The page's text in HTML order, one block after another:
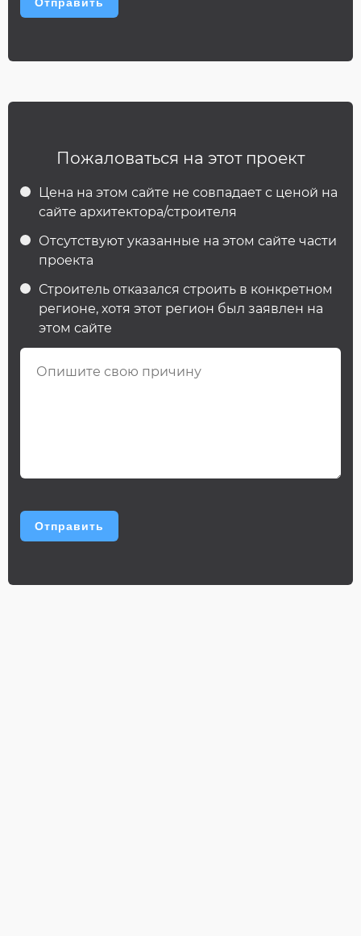
Пожаловаться на этот проект
Цена на этом сайте не совпадает с ценой на
сайте архитектора/строителя
Отсутствуют указанные на этом сайте части
проекта
Строитель отказался строить в конкретном
регионе, хотя этот регион был заявлен на
этом сайте